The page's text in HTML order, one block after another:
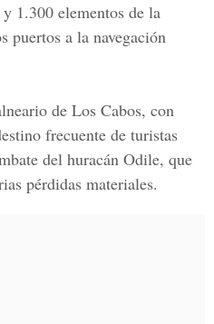
1.300 elementos de la
puertos a la navegación
de Los Cabos, con
frecuente de turistas
del huracán Odile, que
pérdidas materiales.